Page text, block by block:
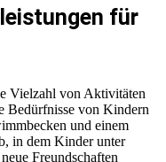
für
Vielzahl von Aktivitäten
Bedürfnisse von Kindern
und einem
in dem Kinder unter
Freundschaften